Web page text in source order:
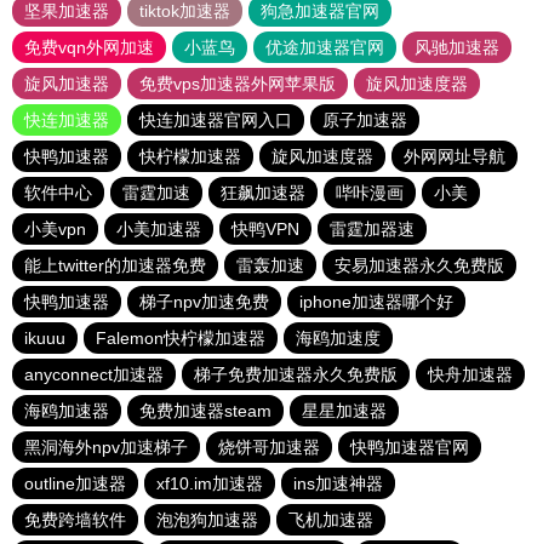
坚果加速器
tiktok加速器
狗急加速器官网
免费vqn外网加速
小蓝鸟 优途加速器官网
风驰加速器
旋风加速器
免费vps加速器外网苹果版
旋风加速度器
快连加速器
快连加速器官网入口
原子加速器
快鸭加速器
快柠檬加速器 旋风加速度器
外网网址导航
软件中心
雷霆加速 狂飙加速器 哔咔漫画
小美
小美vpn
小美加速器 快鸭VPN
雷霆加器速
能上twitter的加速器免费
雷轰加速
安易加速器永久免费版
快鸭加速器
梯子npv加速免费
iphone加速器哪个好
ikuuu
Falemon快柠檬加速器
海鸥加速度
anyconnect加速器
梯子免费加速器永久免费版
快舟加速器
海鸥加速器
免费加速器steam
星星加速器
黑洞海外npv加速梯子
烧饼哥加速器
快鸭加速器官网
outline加速器
xf10.im加速器
ins加速神器
免费跨墙软件
泡泡狗加速器 飞机加速器